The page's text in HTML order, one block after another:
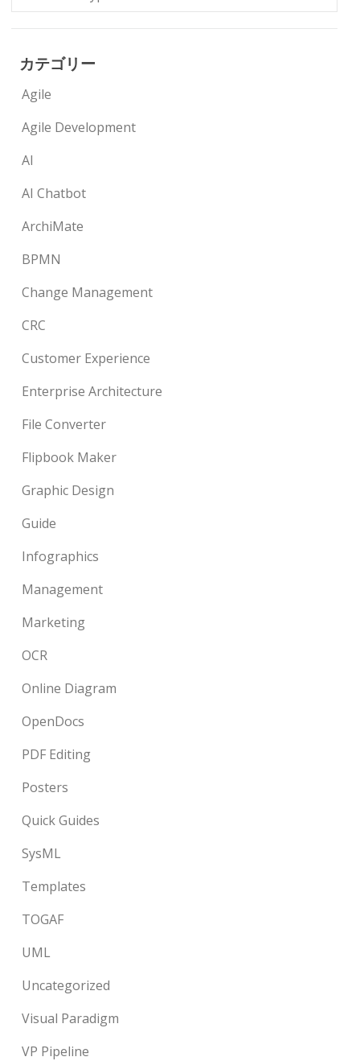
カテゴリー
Agile
Agile Development
AI
AI Chatbot
ArchiMate
BPMN
Change Management
CRC
Customer Experience
Enterprise Architecture
File Converter
Flipbook Maker
Graphic Design
Guide
Infographics
Management
Marketing
OCR
Online Diagram
OpenDocs
PDF Editing
Posters
Quick Guides
SysML
Templates
TOGAF
UML
Uncategorized
Visual Paradigm
VP Pipeline